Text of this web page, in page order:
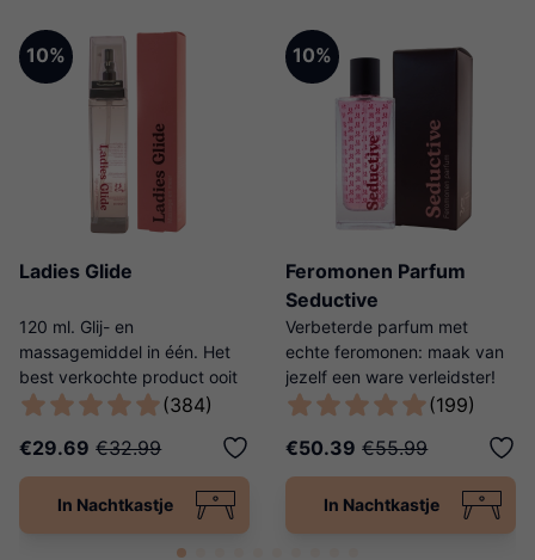
10%
Ladies Glide
120 ml. Glij- en
massagemiddel in één. Het
best verkochte product ooit
van Ladies Night! (384)
€29.69 €32.99
In Nachtkastje
10%
Feromonen Parfum
Seductive
Verbeterde parfum met
echte feromonen: maak van
jezelf een ware verleidster!
(199)
€50.39 €55.99
In Nachtkastje